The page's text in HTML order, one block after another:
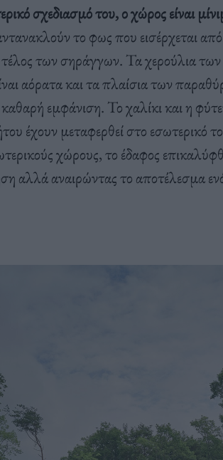
σχεδιασμό του, ο χώρος είναι
το φως που εισέρχεται
των σηράγγων. Τα χερούλια
αόρατα και τα πλαίσια των
εμφάνιση. Το χαλίκι και η
έχουν μεταφερθεί στο εσωτερικό
χώρους, το έδαφος
αλλά αναιρώντας το αποτέλεσμα